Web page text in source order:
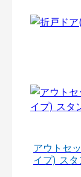
アウトセ
イプ) スタ